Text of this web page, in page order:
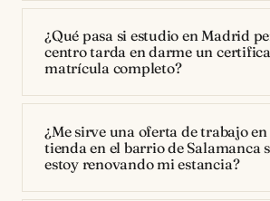
¿Qué pasa si estudio en Madrid
centro tarda en darme un
matrícula completo?
¿Me sirve una oferta de trabajo
tienda en el barrio de Salamanca
estoy renovando mi estancia?